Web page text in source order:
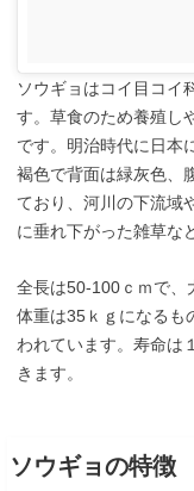
ソウギョはコイ目コイ
す。草食のため養殖し
です。明治時代に日本
褐色で背面は緑灰色、
ており、河川の下流域
に垂れ下がった雑草な
全長は50-100ｃｍで、
体重は35ｋｇになる
われています。寿命は
きます。
ソウギョの特徴